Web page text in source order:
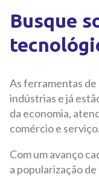
Busque
As ferramentas de
indústrias e já
da economia,
comércio e serviço.
Com um avanço
a popularização